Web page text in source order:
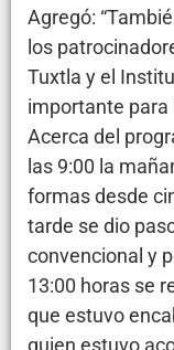
Agregó:
los
Tuxtla y el
importante para
Acerca del
las 9:00 la
formas desde
tarde se dio
convencional y
13:00 horas se
que estuvo
quien estuvo